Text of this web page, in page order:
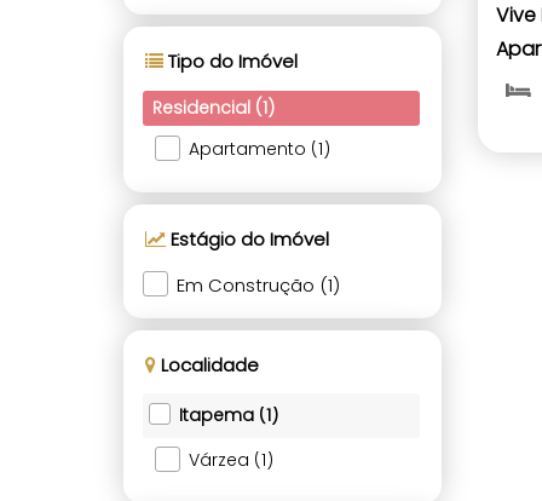
Tipo do Imóvel
Residencial (1)
Apartamento (1)
Estágio do Imóvel
Em Construção (1)
Localidade
Itapema (1)
Várzea (1)
Vive